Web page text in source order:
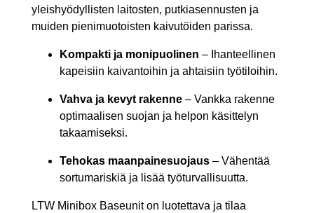
yleishyödyllisten laitosten, putkiasennusten ja
muiden pienimuotoisten kaivutöiden parissa.
Kompakti ja monipuolinen – Ihanteellinen
kapeisiin kaivantoihin ja ahtaisiin työtiloihin.
Vahva ja kevyt rakenne – Vankka rakenne
optimaalisen suojan ja helpon käsittelyn
takaamiseksi.
Tehokas maanpainesuojaus – Vähentää
sortumariskiä ja lisää työturvallisuutta.
LTW Minibox Baseunit on luotettava ja tilaa